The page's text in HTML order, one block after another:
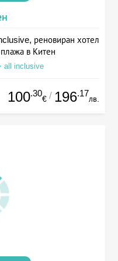
реновиран хотел
в Китен
all inclusive
100.30
€ / 196.17
лв.